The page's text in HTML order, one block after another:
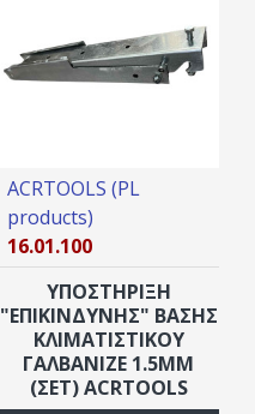
ACRTOOLS (PL
products)
16.01.100
YΠΟΣΤΗΡΙΞΗ
"ΕΠΙΚΙΝΔΥΝΗΣ" ΒΑΣΗΣ
ΚΛΙΜΑΤΙΣΤΙΚΟΥ
ΓΑΛΒΑΝΙΖΈ 1.5MM
(ΣΕΤ) ACRTOOLS